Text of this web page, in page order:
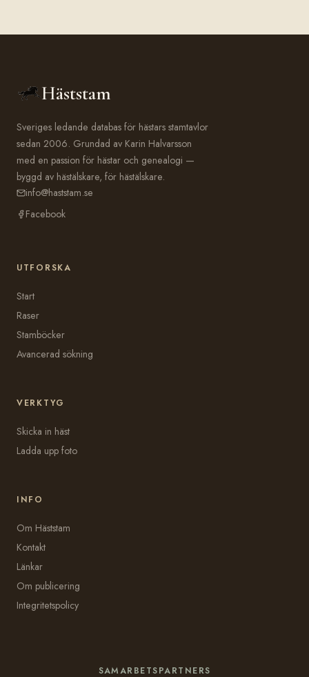
Häststam
Sveriges ledande databas för hästars stamtavlor
sedan 2006. Grundad av Karin Halvarsson
med en passion för hästar och genealogi —
byggd av hästälskare, för hästälskare.
info@haststam.se
Facebook
UTFORSKA
Start
Raser
Stamböcker
Avancerad sökning
VERKTYG
Skicka in häst
Ladda upp foto
INFO
Om Häststam
Kontakt
Länkar
Om publicering
Integritetspolicy
SAMARBETSPARTNERS